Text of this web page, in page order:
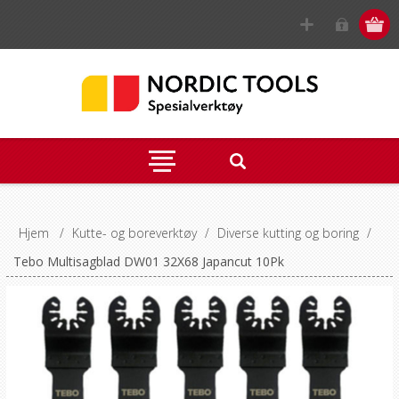
Hjem / Kutte- og boreverktøy / Diverse kutting og boring /
Tebo Multisagblad DW01 32X68 Japancut 10Pk